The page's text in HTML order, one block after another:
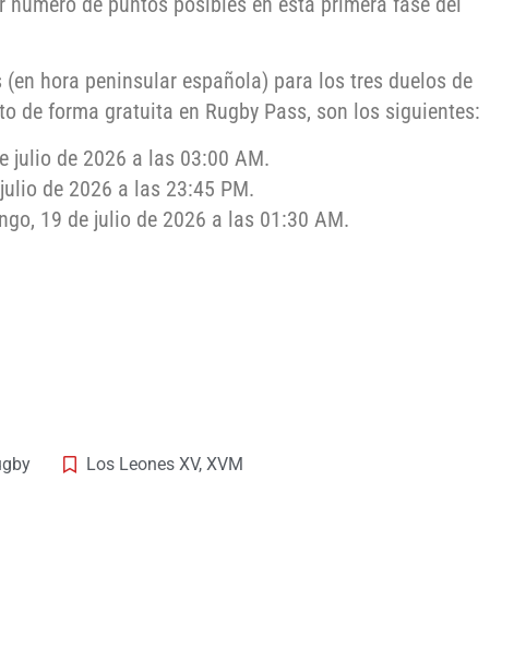
hora peninsular española) para los tres duelos de
de forma gratuita en Rugby Pass, son los siguientes:
julio de 2026 a las 03:00 AM.
de 2026 a las 23:45 PM.
19 de julio de 2026 a las 01:30 AM.
Los Leones XV, XVM